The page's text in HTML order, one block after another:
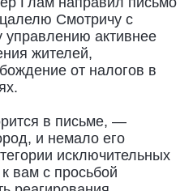
Смотричу с
управлению активнее
жителей,
от налогов в
в письме, —
и немало его
исключительных
вам с просьбой